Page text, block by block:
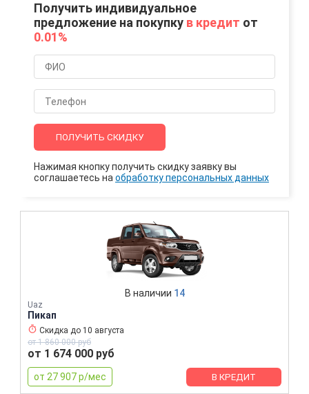
Получить индивидуальное
предложение на покупку в кредит от
0.01%
ПОЛУЧИТЬ СКИДКУ
Нажимая кнопку получить скидку заявку вы
соглашаетесь на обработку персональных данных
Uaz
Пикап
В наличии 14
Скидка до 10 августа
от 1 860 000 руб
от 1 674 000 руб
от 27 907 р/мес В КРЕДИТ